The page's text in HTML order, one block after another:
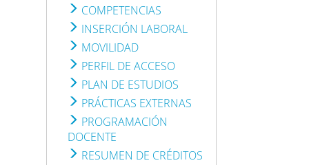
COMPETENCIAS
INSERCIÓN LABORAL
MOVILIDAD
PERFIL DE ACCESO
PLAN DE ESTUDIOS
PRÁCTICAS EXTERNAS
PROGRAMACIÓN
DOCENTE
RESUMEN DE CRÉDITOS